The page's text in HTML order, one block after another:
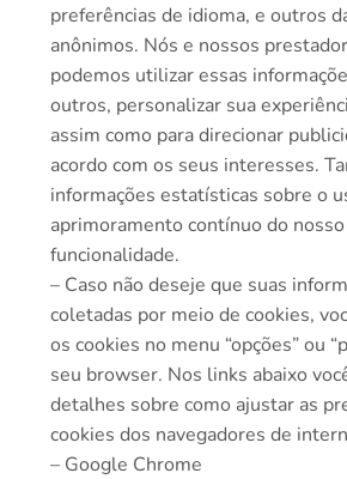
preferências de idioma, e outros
anônimos. Nós e nossos
podemos utilizar essas
outros, personalizar sua
assim como para direcionar
acordo com os seus interesses.
informações estatísticas sobre o
aprimoramento contínuo do
funcionalidade.
– Caso não deseje que suas
coletadas por meio de cookies,
os cookies no menu “opções” ou
seu browser. Nos links abaixo
detalhes sobre como ajustar as
cookies dos navegadores de
– Google Chrome